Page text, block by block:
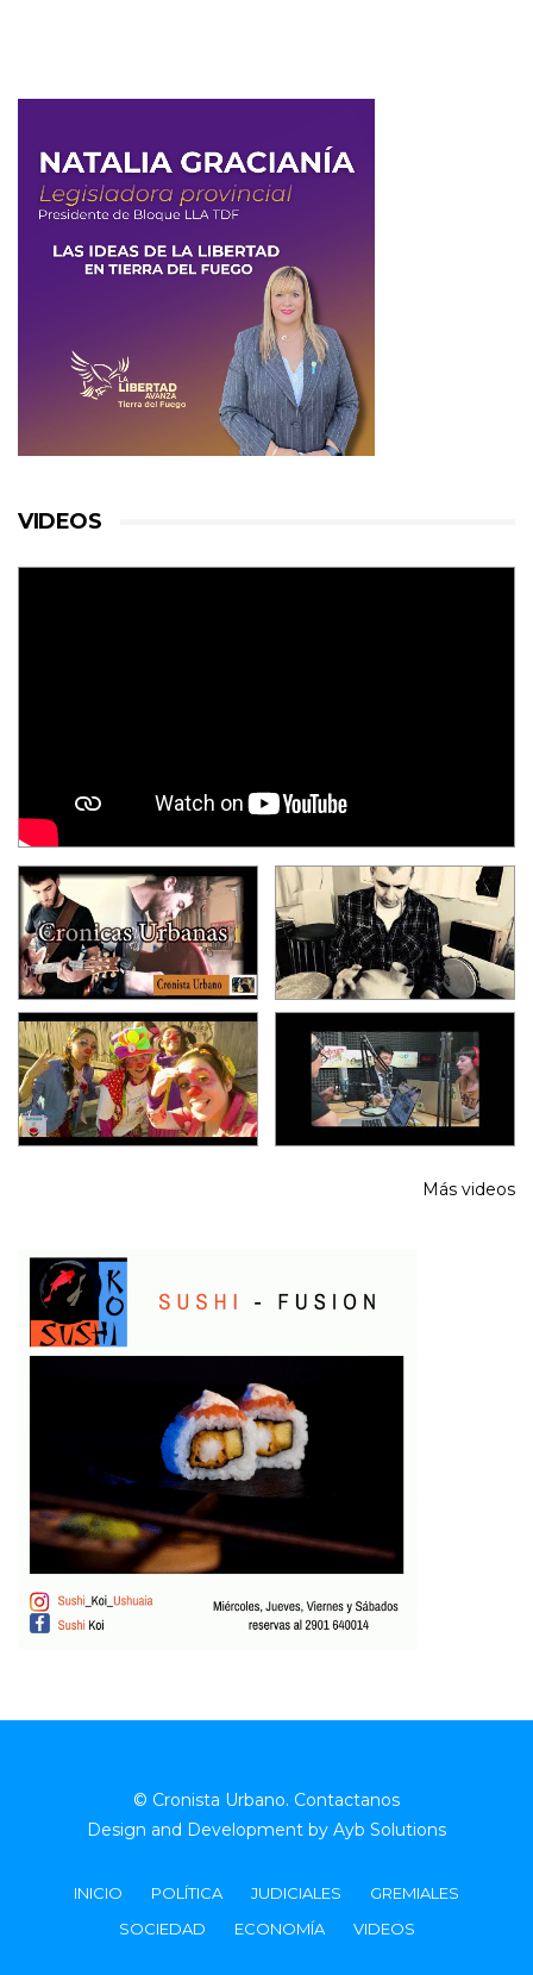
VIDEOS
Más videos
© Cronista Urbano. Contactanos
Design and Development by Ayb Solutions
INICIO POLÍTICA JUDICIALES
GREMIALES
SOCIEDAD
ECONOMÍA VIDEOS